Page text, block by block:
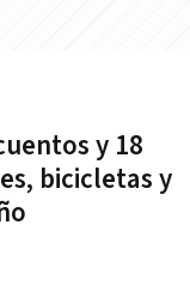
y 18
bicicletas y